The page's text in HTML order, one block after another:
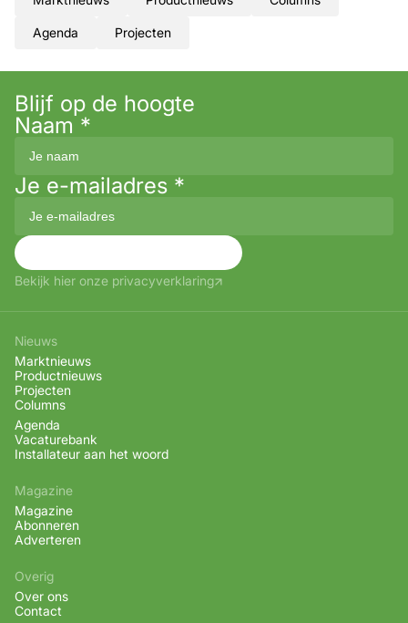
Agenda Projecten
Blijf op de hoogte
Naam *
Je e-mailadres *
Bekijk hier onze privacyverklaring
Nieuws
Marktnieuws
Productnieuws
Projecten
Columns
Agenda
Vacaturebank
Installateur aan het woord
Magazine
Magazine
Abonneren
Adverteren
Overig
Over ons
Contact